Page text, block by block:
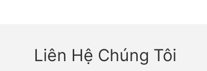
Liên Hệ Chúng Tôi